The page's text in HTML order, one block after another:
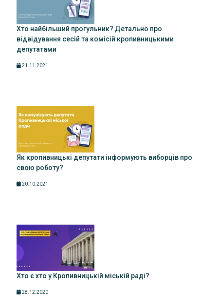
Хто найбільший прогульник? Детально про
відвідування сесій та комісій кропивницькими
депутатами
21.11.2021
Як кропивницькі депутати інформують виборців про
свою роботу?
20.10.2021
Хто є хто у Кропивницькій міській раді?
28.12.2020